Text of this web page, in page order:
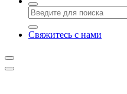
Свяжитесь с нами